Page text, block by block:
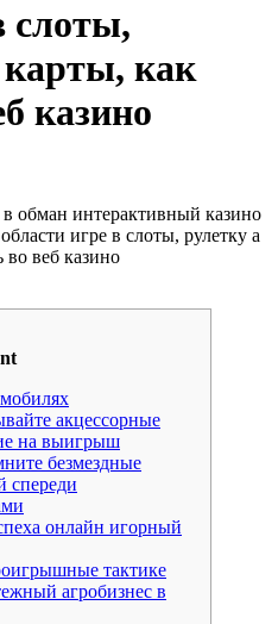
слоты,
как
казино
обман интерактивный казино
игре в слоты, рулетку а
во веб казино
акцессорные
на выигрыш
безмездные
спереди
онлайн игорный
тактике
агробизнес в